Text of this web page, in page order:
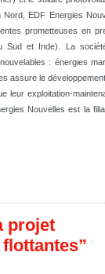
Nord, EDF Energies
prometteuses en
Sud et Inde). La
: énergies
assure le
leur exploitation-
Nouvelles est la
projet